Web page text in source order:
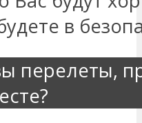
в
перелеты,